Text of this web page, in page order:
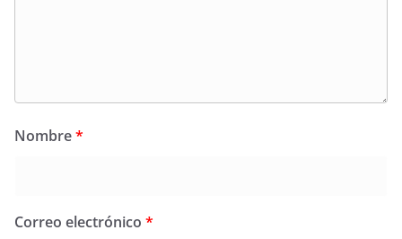
Nombre*
Correo electrónico *